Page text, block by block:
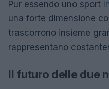
Pur essendo uno sport
una forte dimensione
trascorrono insieme
rappresentano
Il futuro delle due